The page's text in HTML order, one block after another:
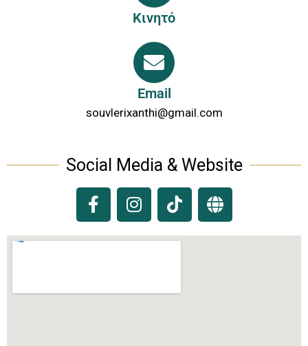
Κινητό
Email
souvlerixanthi@gmail.com
Social Media & Website